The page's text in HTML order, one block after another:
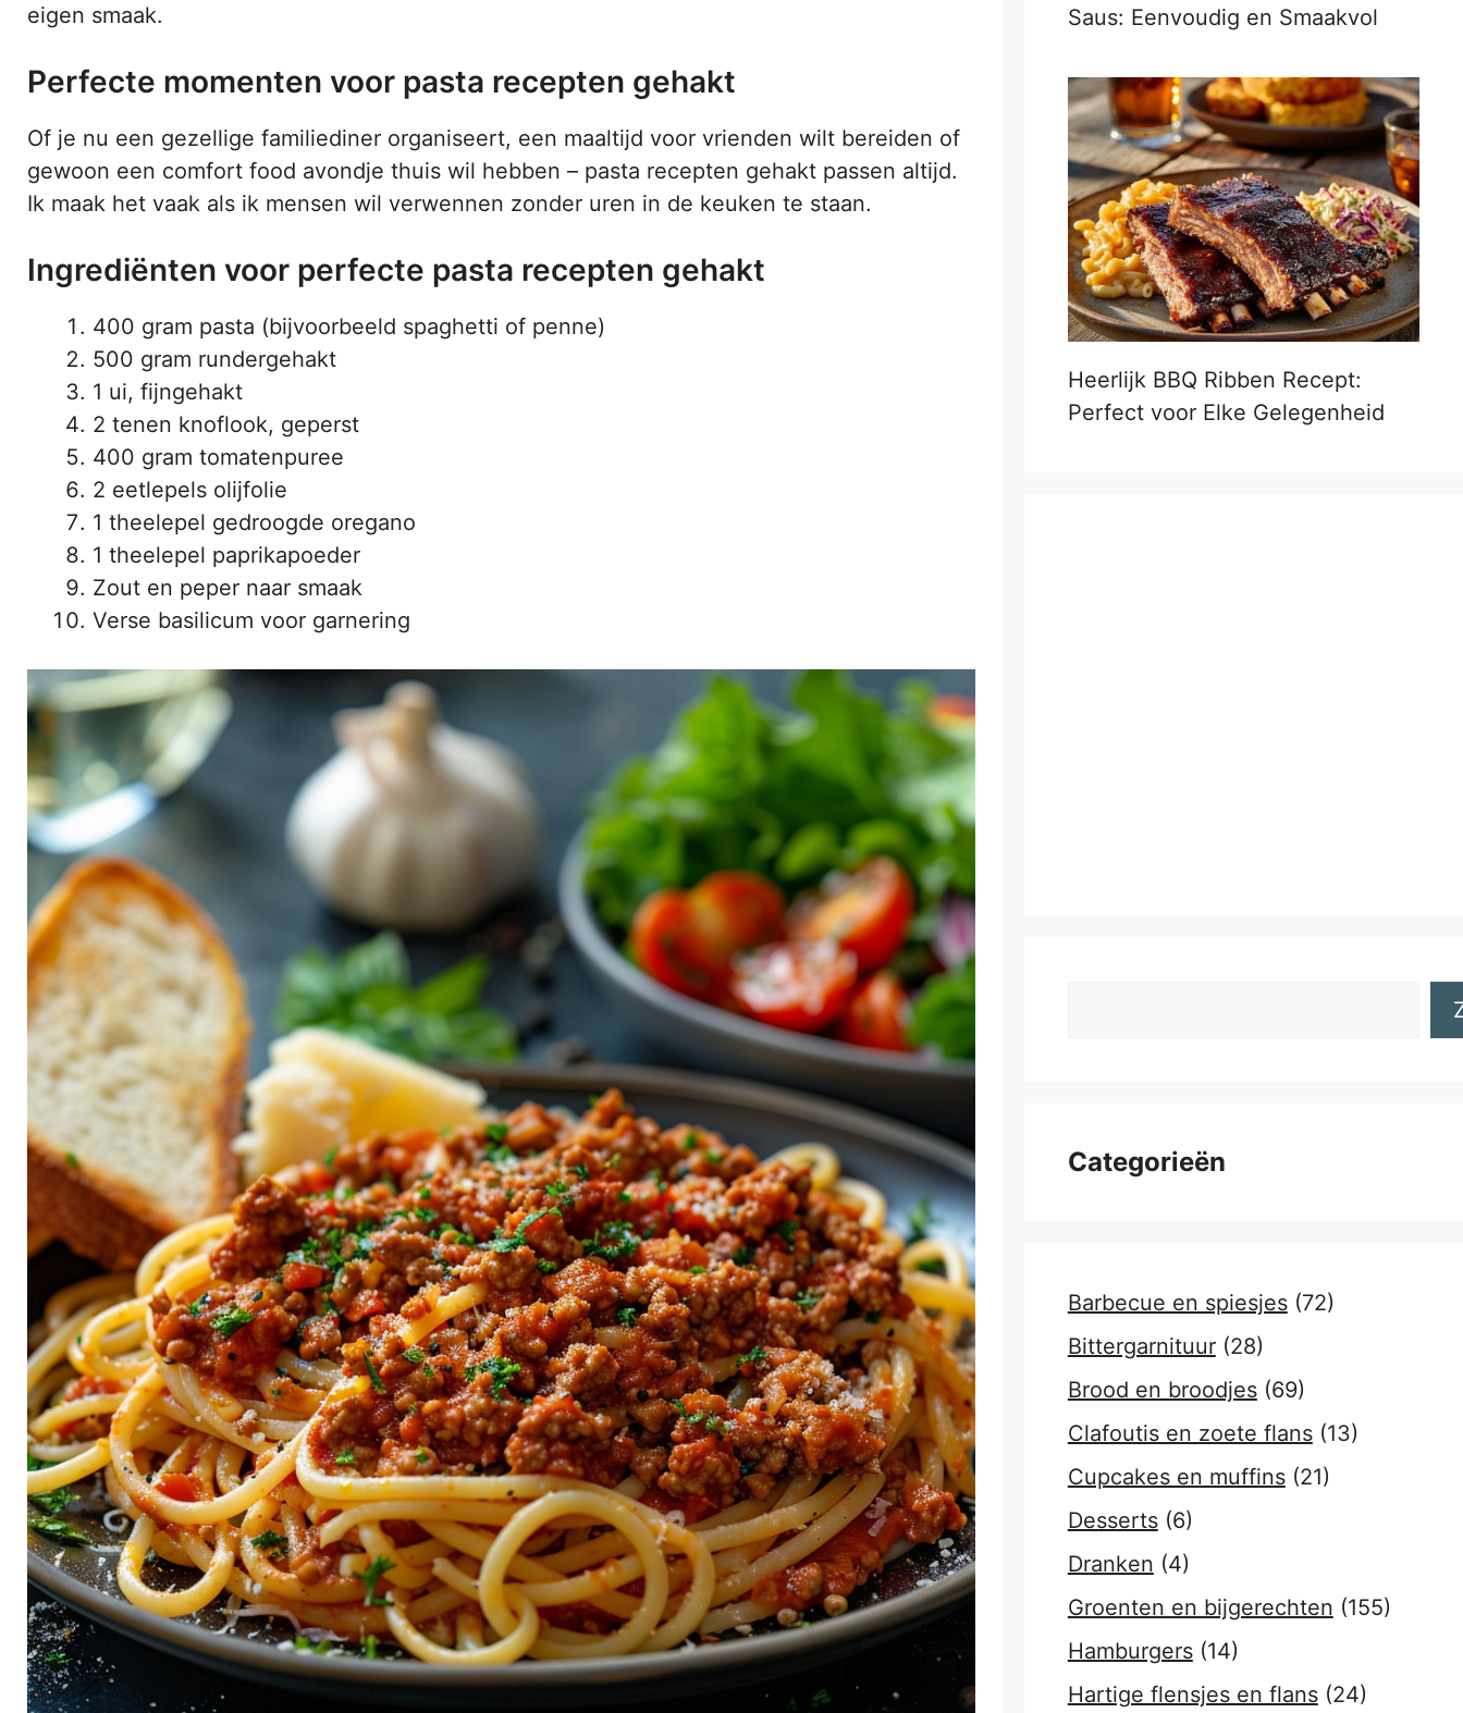
eigen smaak.
Perfecte momenten voor pasta recepten gehakt
Of je nu een gezellige familiediner organiseert, een maaltijd voor vrienden wilt bereiden of
gewoon een comfort food avondje thuis wil hebben – pasta recepten gehakt passen altijd.
Ik maak het vaak als ik mensen wil verwennen zonder uren in de keuken te staan.
Ingrediënten voor perfecte pasta recepten gehakt
400 gram pasta (bijvoorbeeld spaghetti of penne)
500 gram rundergehakt
1 ui, fijngehakt
2 tenen knoflook, geperst
400 gram tomatenpuree
2 eetlepels olijfolie
1 theelepel gedroogde oregano
1 theelepel paprikapoeder
Zout en peper naar smaak
Verse basilicum voor garnering
Saus: Eenvoudig en Smaakvol
Heerlijk BBQ Ribben Recept:
Perfect voor Elke Gelegenheid
Categorieën
Barbecue en spiesjes(72)
Bittergarnituur(28)
Brood en broodjes(69)
Clafoutis en zoete flans(13)
Cupcakes en muffins(21)
Desserts(6)
Dranken (4)
Groenten en bijgerechten (155)
Hamburgers(14)
Hartige flensjes en flans(24)